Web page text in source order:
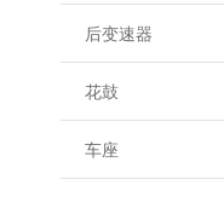
后变速器
花鼓
车座